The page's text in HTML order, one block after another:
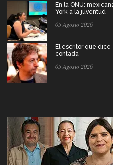
En la ONU:
York a la juventud
05 Agosto 2026
El escritor que
contada
05 Agosto 2026